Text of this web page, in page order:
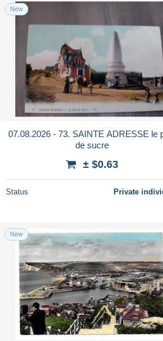
New
07.08.2026 - 73. SAINTE ADRESSE le
de sucre
± $0.63
Status Private
New